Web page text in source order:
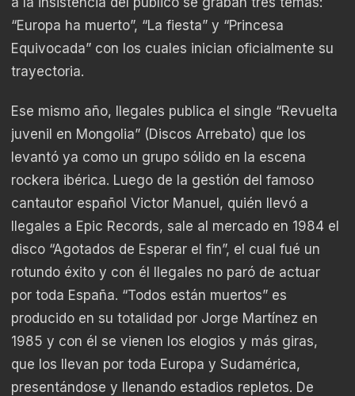
“Europa ha muerto”, “La fiesta” y “Princesa
Equivocada” con los cuales inician oficialmente su
trayectoria.
Ese mismo año, Ilegales publica el single “Revuelta
juvenil en Mongolia” (Discos Arrebato) que los
levantó ya como un grupo sólido en la escena
rockera ibérica. Luego de la gestión del famoso
cantautor español Victor Manuel, quién llevó a
Ilegales a Epic Records, sale al mercado en 1984 el
disco “Agotados de Esperar el fin”, el cual fué un
rotundo éxito y con él Ilegales no paró de actuar
por toda España. “Todos están muertos” es
producido en su totalidad por Jorge Martínez en
1985 y con él se vienen los elogios y más giras,
que los llevan por toda Europa y Sudamérica,
presentándose y llenando estadios repletos. De